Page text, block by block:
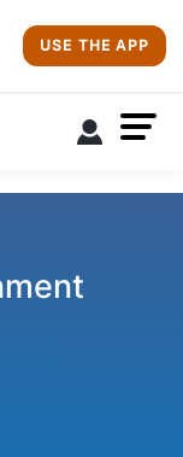
USE THE APP